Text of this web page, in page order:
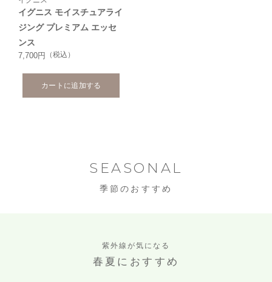
イグニス モイスチュアライ
ジング プレミアム エッセ
ンス
7,700円 （税込）
カートに追加する
SEASONAL
季節のおすすめ
紫外線が気になる
春夏におすすめ